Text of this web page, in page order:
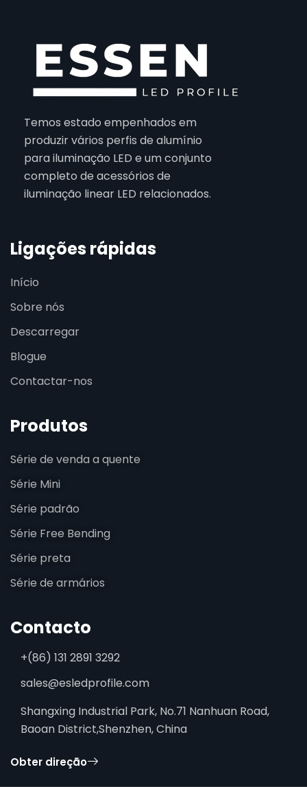
Temos estado empenhados em
produzir vários perfis de alumínio
para iluminação LED e um conjunto
completo de acessórios de
iluminação linear LED relacionados.
Ligações rápidas
Início
Sobre nós
Descarregar
Blogue
Contactar-nos
Produtos
Série de venda a quente
Série Mini
Série padrão
Série Free Bending
Série preta
Série de armários
Contacto
+(86) 131 2891 3292
sales@esledprofile.com
Shangxing Industrial Park, No.71 Nanhuan Road,
Baoan District,Shenzhen, China
Obter direção